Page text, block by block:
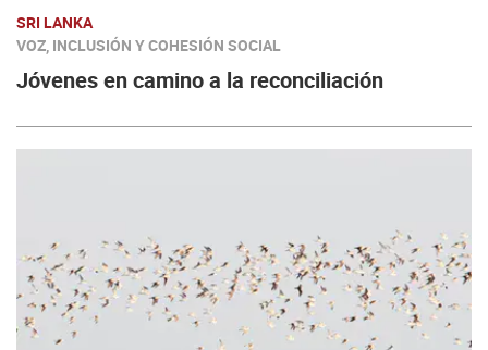
SRI LANKA
VOZ, INCLUSIÓN Y COHESIÓN SOCIAL
Jóvenes en camino a la reconciliación